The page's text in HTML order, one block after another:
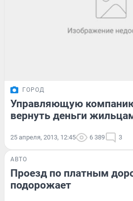
ГОРОД
Управляющую
вернуть деньги
25 апреля, 2013, 12:45 6 389 3
АВТО
Проезд по платным
подорожает